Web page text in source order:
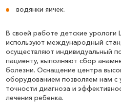
водянки яичек.
В своей работе детские
используют международный
осуществляют индивидуальный
пациенту, выполняют сбор
болезни. Оснащение центра
оборудованием позволяем нам с
точности диагноза и
лечения ребенка.